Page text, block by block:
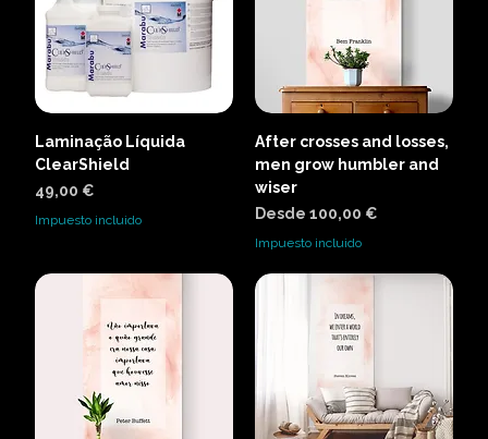
Laminação Líquida
ClearShield
Precio
49,00 €
Impuesto incluido
After crosses and losses,
men grow humbler and
wiser
Desde 100,00 €
Precio de oferta
Impuesto incluido